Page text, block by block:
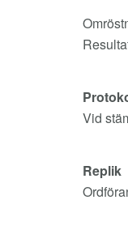
Vid
Replik